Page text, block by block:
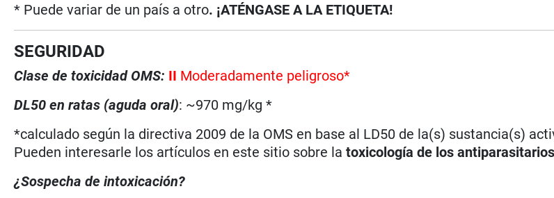
* Puede variar de un país a otro. ¡ATÉNGASE A LA ETIQUETA!
SEGURIDAD
Clase de toxicidad OMS: II Moderadamente peligroso*
DL50 en ratas (aguda oral): ~970 mg/kg *
*calculado según la directiva 2009 de la OMS en base al LD50 de la(s) sustancia(s)
Pueden interesarle los artículos en este sitio sobre la toxicología de los antiparasitarios
¿Sospecha de intoxicación?